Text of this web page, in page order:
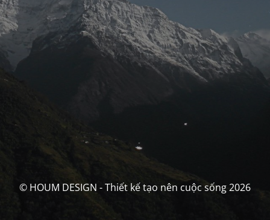
© HOUM DESIGN - Thiết kế tạo nên cuộc sống 2026